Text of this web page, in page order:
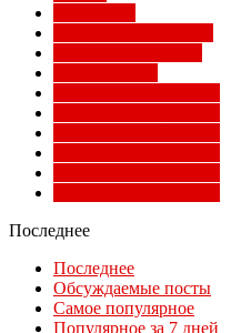
Последнее
Последнее
Обсуждаемые посты
Самое популярное
Популярное за 7 дней